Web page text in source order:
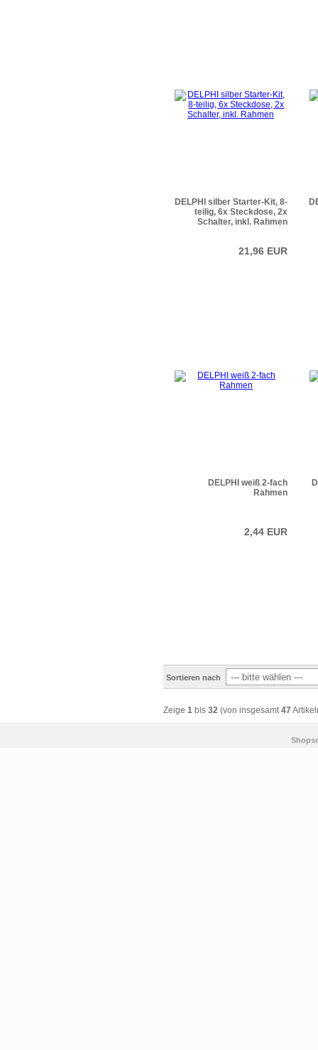
DELPHI silber Starter-Kit, 8-
teilig, 6x Steckdose, 2x
Schalter, inkl. Rahmen
21,96 EUR
DELPHI weiß 2-fach
Rahmen
2,44 EUR
Sortieren nach
Zeige 1 bis 32 (von insgesamt47